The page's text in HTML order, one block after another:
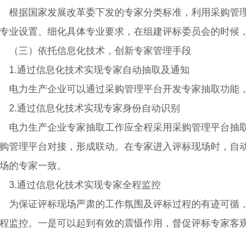
根据国家发展改革委下发的专家分类标准，利用采购
业设置、细化具体专业要求，在组建评标委员会的时候
（三）依托信息化技术，创新专家管理手段
1.通过信息化技术实现专家自动抽取及通知
电力生产企业可以通过采购管理平台开发专家抽取功能
2.通过信息化技术实现专家身份自动识别
电力生产企业专家抽取工作应全程采用采购管理平台
管理平台对接，形成联动。在专家进入评标现场时，
的专家一致。
3.通过信息化技术实现专家全程监控
为保证评标现场严肃的工作氛围及评标过程的有迹可
监控。一是可以起到有效的震慑作用，督促评标专家